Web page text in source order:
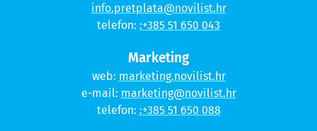
info.pretplata@novilist.hr
telefon: :+385 51 650 043
Marketing
web: marketing.novilist.hr
e-mail: marketing@novilist.hr
telefon: :+385 51 650 088